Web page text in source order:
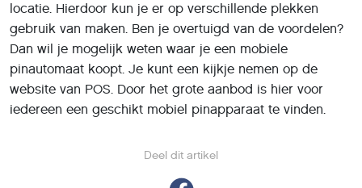
Deel dit artikel
locatie. Hierdoor kun je er op verschillende plekken
gebruik van maken. Ben je overtuigd van de voordelen?
Dan wil je mogelijk weten waar je een mobiele
pinautomaat koopt. Je kunt een kijkje nemen op de
website van POS. Door het grote aanbod is hier voor
iedereen een geschikt mobiel pinapparaat te vinden.